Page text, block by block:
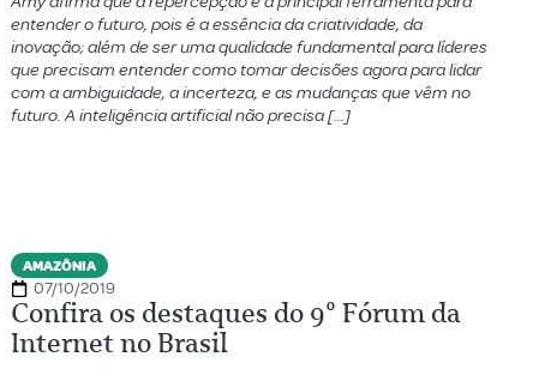
entender o futuro, pois é a essência da criatividade, da
inovação; além de ser uma qualidade fundamental para líderes
que precisam entender como tomar decisões agora para lidar
com a ambiguidade, a incerteza, e as mudanças que vêm no
futuro. A inteligência artificial não precisa […]
AMAZÔNIA
07/10/2019
Confira os destaques do 9º Fórum da
Internet no Brasil